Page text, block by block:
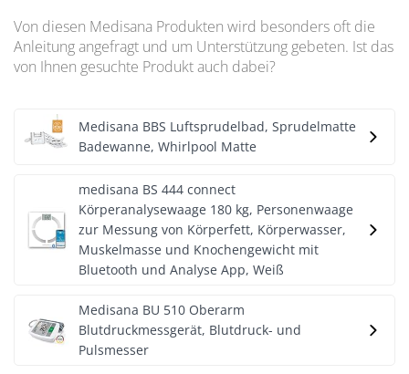
Von diesen Medisana Produkten wird besonders oft die
Anleitung angefragt und um Unterstützung gebeten. Ist das
von Ihnen gesuchte Produkt auch dabei?
Medisana BBS Luftsprudelbad, Sprudelmatte
Badewanne, Whirlpool Matte
medisana BS 444 connect
Körperanalysewaage 180 kg, Personenwaage
zur Messung von Körperfett, Körperwasser,
Muskelmasse und Knochengewicht mit
Bluetooth und Analyse App, Weiß
Medisana BU 510 Oberarm
Blutdruckmessgerät, Blutdruck- und
Pulsmesser